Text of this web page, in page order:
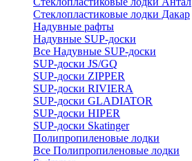
Стеклопластиковые лодки Дакар
Надувные рафты
Надувные SUP-доски
Все Надувные SUP-доски
SUP-доски JS/GQ
SUP-доски ZIPPER
SUP-доски RIVIERA
SUP-доски GLADIATOR
SUP-доски HIPER
SUP-доски Skatinger
Полипропиленовые лодки
Все Полипропиленовые лодки